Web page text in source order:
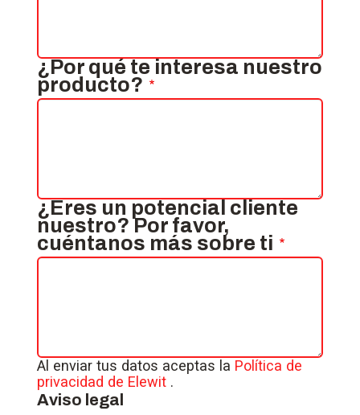
¿Por qué te interesa nuestro
producto?
¿Eres un potencial cliente
nuestro? Por favor,
cuéntanos más sobre ti
Al enviar tus datos aceptas la Política de
privacidad de Elewit .
Aviso legal